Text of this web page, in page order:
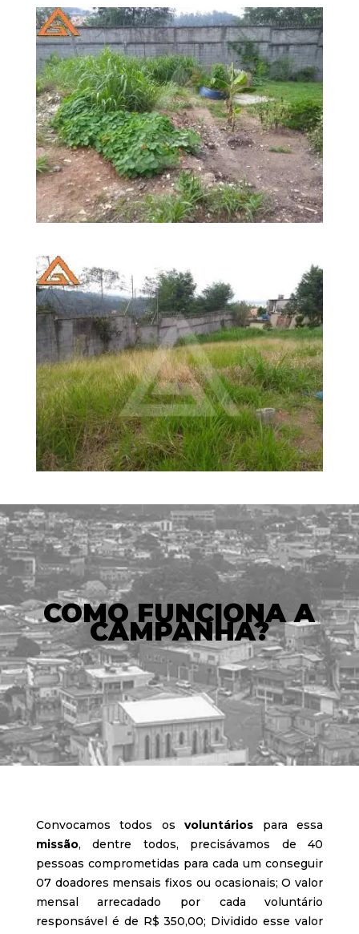
COMO FUNCIONA A
CAMPANHA?
Convocamos todos osvoluntários para essa
missão, dentre todos, precisávamos de 40
pessoas comprometidas para cada um conseguir
07 doadores mensais fixos ou ocasionais; O valor
mensal arrecadado por cada voluntário
responsável é de R$ 350,00; Dividido esse valor